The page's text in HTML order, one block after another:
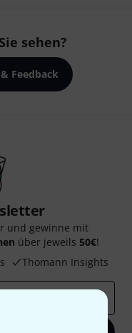
sehen?
Feedback
und gewinne mit
über jeweils 50€!
Thomann Insights